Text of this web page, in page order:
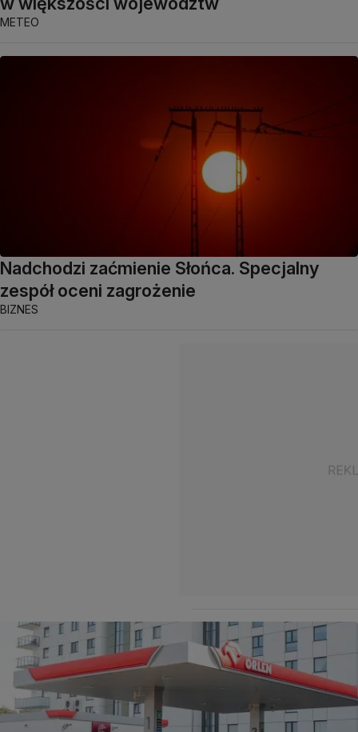
METEO
Nadchodzi zaćmienie Słońca. Specjalny
zespół oceni zagrożenie
BIZNES